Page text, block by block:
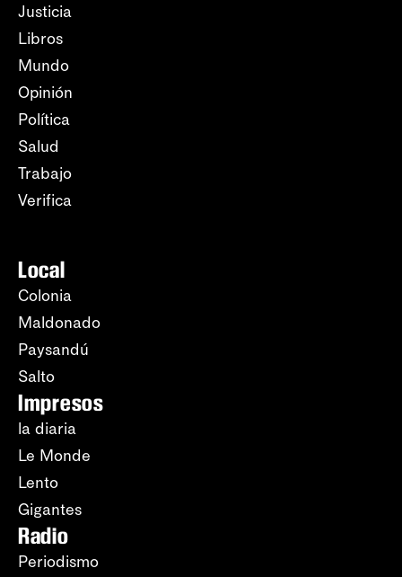
Justicia
Libros
Mundo
Opinión
Política
Salud
Trabajo
Verifica
Local
Colonia
Maldonado
Paysandú
Salto
Impresos
la diaria
Le Monde
Lento
Gigantes
Radio
Periodismo